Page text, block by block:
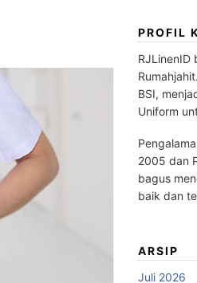
PROFIL
RJLinenID
BSI,
Uniform
2005 dan
bagus
baik dan
ARSIP
Juli 2026